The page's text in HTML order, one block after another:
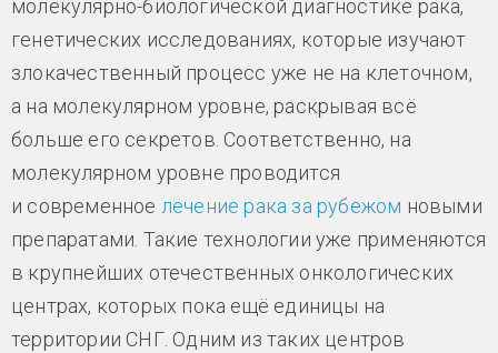
молекулярно-биологической диагностике рака,
генетических исследованиях, которые изучают
злокачественный процесс уже не на клеточном,
а на молекулярном уровне, раскрывая всё
больше его секретов. Соответственно, на
молекулярном уровне проводится
и современное лечение рака за рубежом новыми
препаратами. Такие технологии уже применяются
в крупнейших отечественных онкологических
центрах, которых пока ещё единицы на
территории СНГ. Одним из таких центров